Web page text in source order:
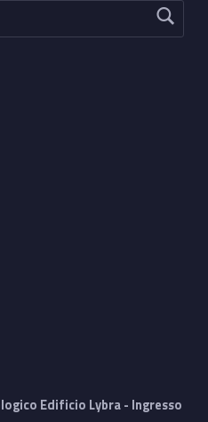
Edificio Lybra - Ingresso